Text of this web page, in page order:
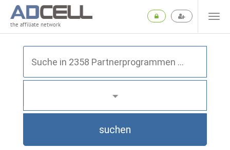
the affiliate network
suchen